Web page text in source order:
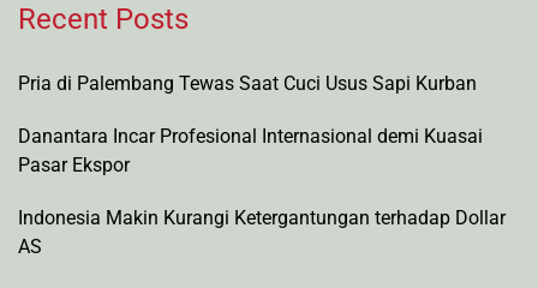
Recent Posts
Pria di Palembang Tewas Saat Cuci Usus Sapi Kurban
Danantara Incar Profesional Internasional demi Kuasai
Pasar Ekspor
Indonesia Makin Kurangi Ketergantungan terhadap Dollar
AS